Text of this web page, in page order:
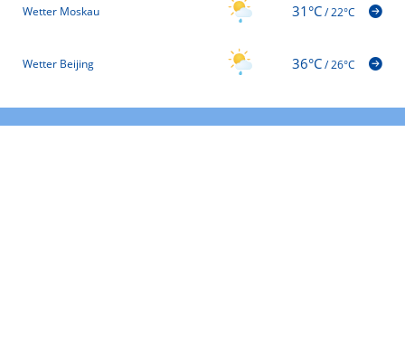
Wetter Moskau 31°C/22°C
Wetter Beijing 36°C/26°C